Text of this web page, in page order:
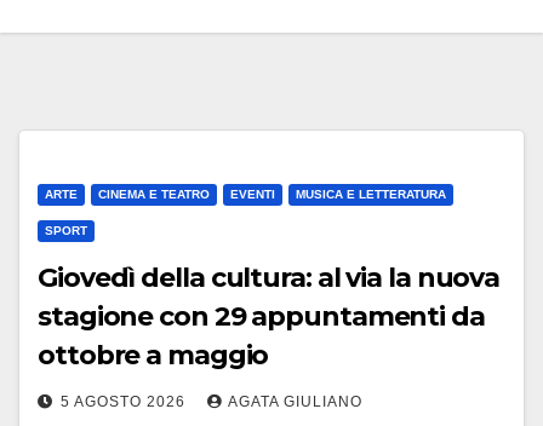
ARTE CINEMA E TEATRO EVENTI MUSICA E LETTERATURA
SPORT
Giovedì della cultura: al via la nuova
stagione con 29 appuntamenti da
ottobre a maggio
5 AGOSTO 2026 AGATA GIULIANO